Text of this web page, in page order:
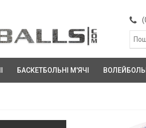
БАСКЕТБОЛЬНІ М'ЯЧІ